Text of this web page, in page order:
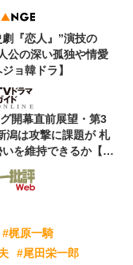
『恋人』”演技の
公の深い孤独や情愛
ョ韓ドラ】
開幕直前展望・第3
潟は攻撃に課題が 札
を維持できるか【戸
#梶原一騎
#尾田栄一郎